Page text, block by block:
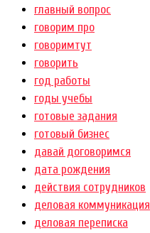
главный вопрос
говорим про
говоримтут
говорить
год работы
годы учебы
готовые задания
готовый бизнес
давай договоримся
дата рождения
действия сотрудников
деловая коммуникация
деловая переписка